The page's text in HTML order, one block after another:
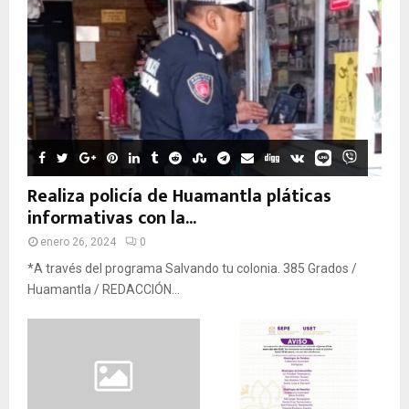
Realiza policía de Huamantla pláticas
informativas con la...
enero 26, 2024 0
*A través del programa Salvando tu colonia. 385 Grados /
Huamantla / REDACCIÓN...